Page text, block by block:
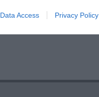
Data Access Privacy Policy